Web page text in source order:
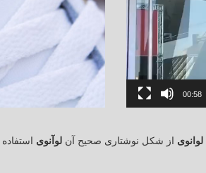
00:58
لوانوی از شکل نوشتاری صحیح آن لوآنوی استفاده